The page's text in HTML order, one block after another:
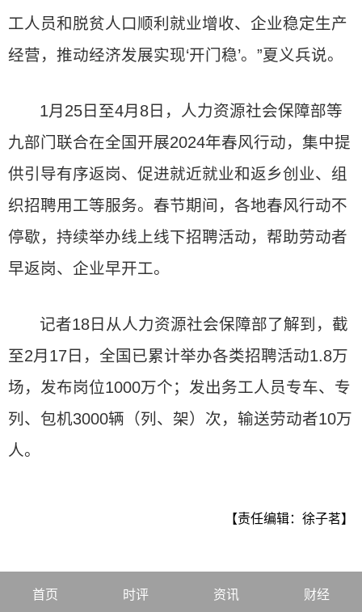
工人员和脱贫人口顺利就业增收、企业稳定生产
经营，推动经济发展实现‘开门稳’。”夏义兵说。
1月25日至4月8日，人力资源社会保障部等
九部门联合在全国开展2024年春风行动，集中提
供引导有序返岗、促进就近就业和返乡创业、组
织招聘用工等服务。春节期间，各地春风行动不
停歇，持续举办线上线下招聘活动，帮助劳动者
早返岗、企业早开工。
记者18日从人力资源社会保障部了解到，截
至2月17日，全国已累计举办各类招聘活动1.8万
场，发布岗位1000万个；发出务工人员专车、专
列、包机3000辆（列、架）次，输送劳动者10万
人。
【责任编辑：徐子茗】
首页 时评 资讯 财经